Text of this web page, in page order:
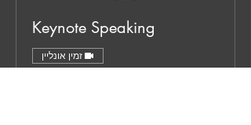
Keynote Speaking
זמין אונליין